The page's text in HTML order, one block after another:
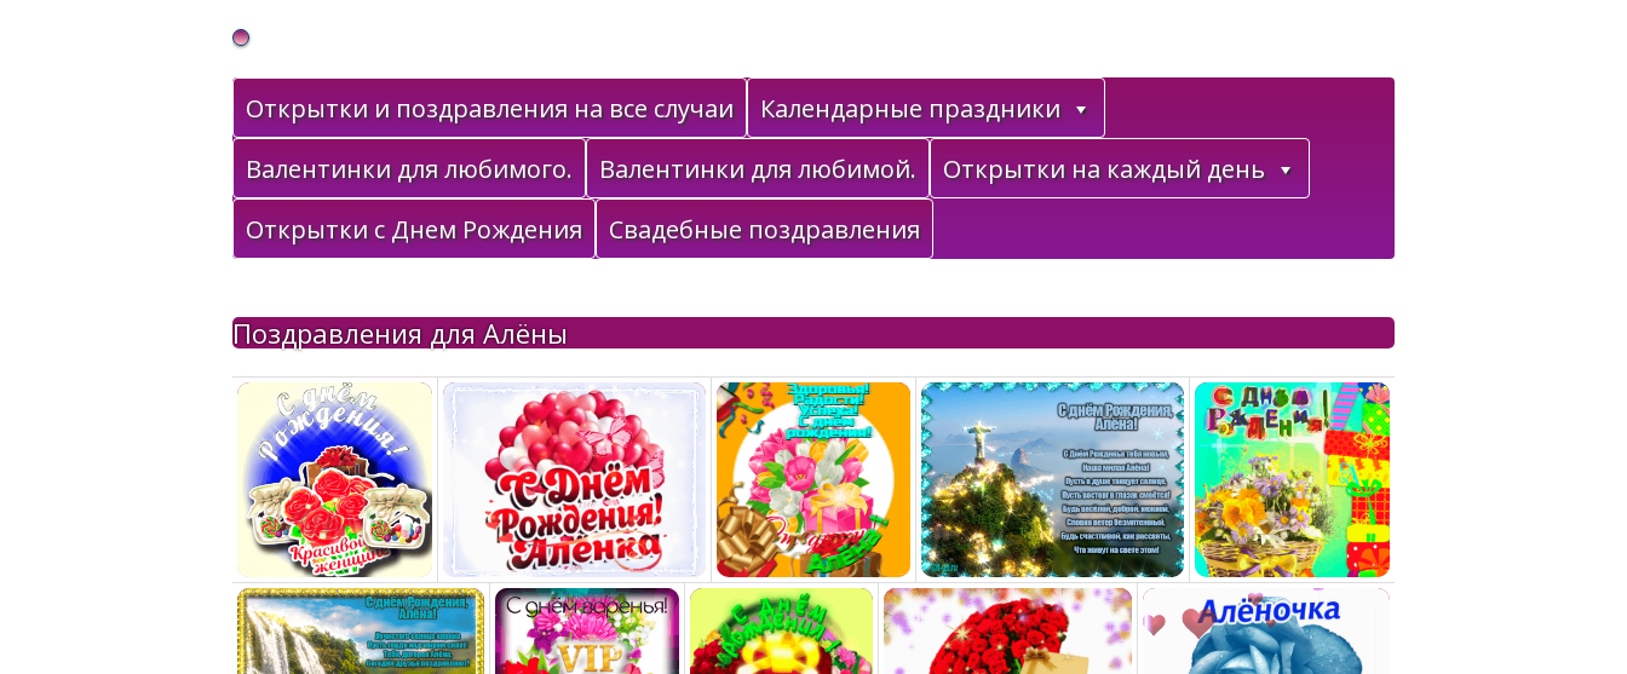
Gif Открытки в подарок
Открытки и поздравления на все случаи
Календарные праздники
Валентинки для любимого.
Валентинки для любимой.
Открытки на каждый день
Открытки с Днем Рождения
Свадебные поздравления
Поздравления для Алёны